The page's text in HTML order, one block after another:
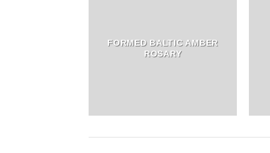
FORMED BALTIC AMBER
ROSARY